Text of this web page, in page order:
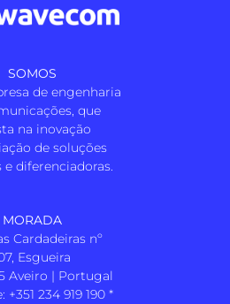
SOMOS
de engenharia
que
na inovação
de soluções
e diferenciadoras.
MORADA
Cardadeiras nº
Esgueira
Aveiro | Portugal
+351 234 919 190*